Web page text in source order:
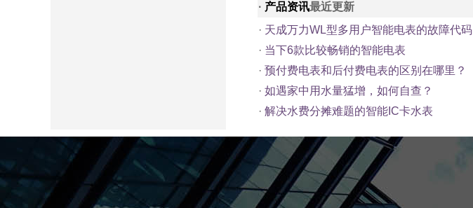
· 产品资讯最近更新
· 天成万力WL型多用户智能电表的故障代码
· 当下6款比较畅销的智能电表
· 预付费电表和后付费电表的区别在哪里？
· 如遇家中用水量猛增，如何自查？
· 解决水费分摊难题的智能IC卡水表